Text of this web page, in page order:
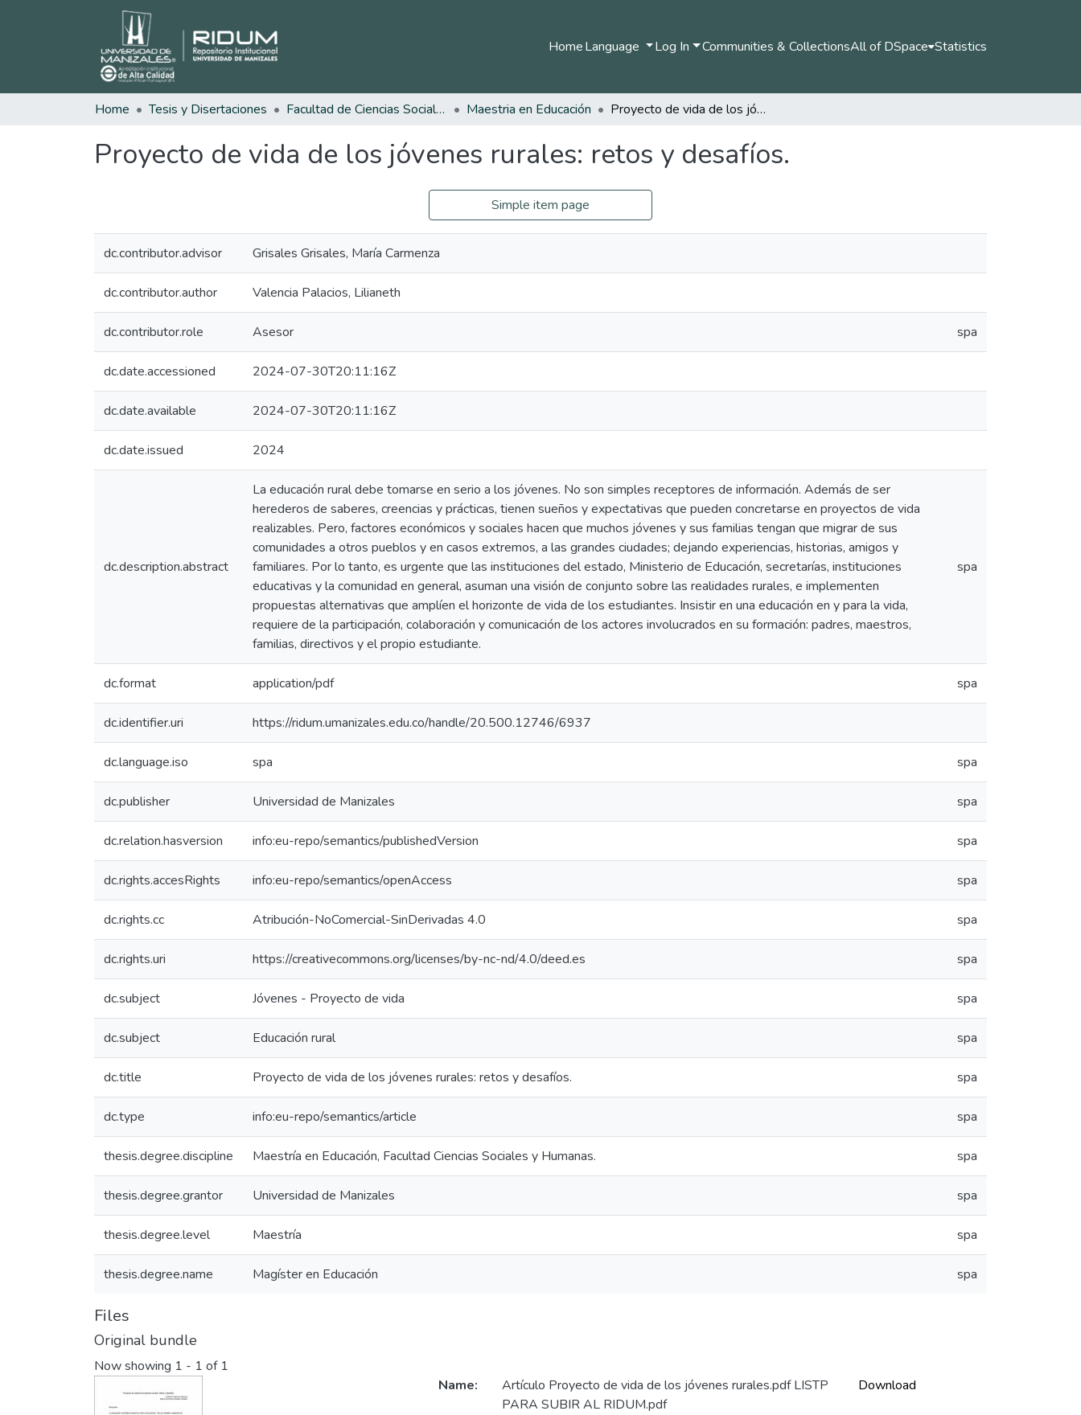
HomeLanguage Log In Communities & CollectionsAll of DSpace Statistics
Home Tesis y Disertaciones Facultad de Ciencias Sociales y Humanas Maestria en Educación Proyecto de vida de los jóvenes rurales: retos y desafíos.
Proyecto de vida de los jóvenes rurales: retos y desafíos.
Simple item page
dc.contributor.advisor Grisales Grisales, María Carmenza
dc.contributor.author Valencia Palacios, Lilianeth
dc.contributor.role Asesor spa
dc.date.accessioned 2024-07-30T20:11:16Z
dc.date.available 2024-07-30T20:11:16Z
dc.date.issued 2024
dc.description.abstract
La educación rural debe tomarse en serio a los jóvenes. No son simples receptores de información. Además de ser
herederos de saberes, creencias y prácticas, tienen sueños y expectativas que pueden concretarse en proyectos de vida
realizables. Pero, factores económicos y sociales hacen que muchos jóvenes y sus familias tengan que migrar de sus
comunidades a otros pueblos y en casos extremos, a las grandes ciudades; dejando experiencias, historias, amigos y
familiares. Por lo tanto, es urgente que las instituciones del estado, Ministerio de Educación, secretarías, instituciones
educativas y la comunidad en general, asuman una visión de conjunto sobre las realidades rurales, e implementen
propuestas alternativas que amplíen el horizonte de vida de los estudiantes. Insistir en una educación en y para la vida,
requiere de la participación, colaboración y comunicación de los actores involucrados en su formación: padres, maestros,
familias, directivos y el propio estudiante.
spa
dc.format application/pdf spa
dc.identifier.uri https://ridum.umanizales.edu.co/handle/20.500.12746/6937
dc.language.iso spa spa
dc.publisher Universidad de Manizales spa
dc.relation.hasversion info:eu-repo/semantics/publishedVersion spa
dc.rights.accesRights info:eu-repo/semantics/openAccess spa
dc.rights.cc Atribución-NoComercial-SinDerivadas 4.0 spa
dc.rights.uri https://creativecommons.org/licenses/by-nc-nd/4.0/deed.es spa
dc.subject Jóvenes - Proyecto de vida spa
dc.subject Educación rural spa
dc.title Proyecto de vida de los jóvenes rurales: retos y desafíos. spa
dc.type info:eu-repo/semantics/article spa
thesis.degree.discipline Maestría en Educación, Facultad Ciencias Sociales y Humanas. spa
thesis.degree.grantor Universidad de Manizales spa
thesis.degree.level Maestría spa
thesis.degree.name Magíster en Educación spa
Files
Original bundle
Now showing 1 - 1 of 1
Name:
Artículo Proyecto de vida de los jóvenes rurales.pdf LISTP
PARA SUBIR AL RIDUM.pdf
Download